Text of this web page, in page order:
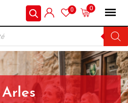
0
0
Arles